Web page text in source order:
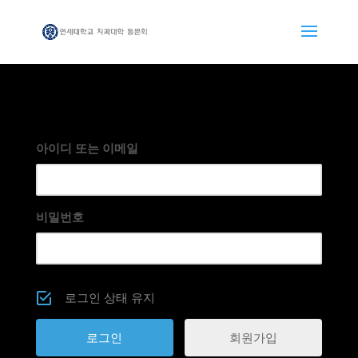
아이디 또는 이메일
비밀번호
로그인 상태 유지
회원가입